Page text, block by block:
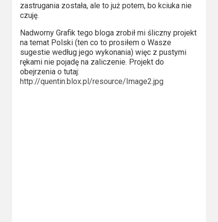
Streaming
Amazon
Prime
Video
zastrugania została, ale to już potem, bo kciuka nie
czuję.
Nadworny Grafik tego bloga zrobił mi śliczny projekt
na temat Polski (ten co to prosiłem o Wasze
sugestie według jego wykonania) więc z pustymi
rękami nie pojadę na zaliczenie. Projekt do
obejrzenia o tutaj:
http://quentin.blox.pl/resource/Image2.jpg